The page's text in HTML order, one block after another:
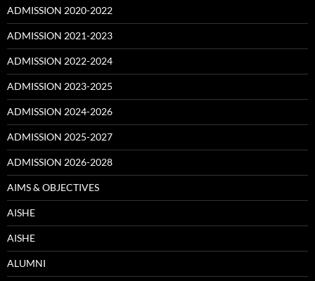
ADMISSION 2020-2022
ADMISSION 2021-2023
ADMISSION 2022-2024
ADMISSION 2023-2025
ADMISSION 2024-2026
ADMISSION 2025-2027
ADMISSION 2026-2028
AIMS & OBJECTIVES
AISHE
AISHE
ALUMNI